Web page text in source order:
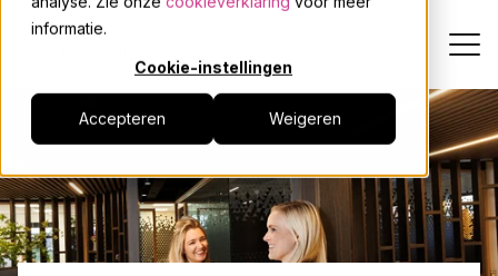
informatie.
Cookie-instellingen
Accepteren Weigeren
Dienstverlening
Onze mensen
Actueel